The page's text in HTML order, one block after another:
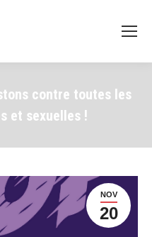
contre toutes les
et sexuelles !
NOV
20